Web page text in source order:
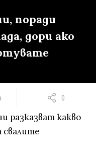
поради
дори ако
0
разказват какво
свалите